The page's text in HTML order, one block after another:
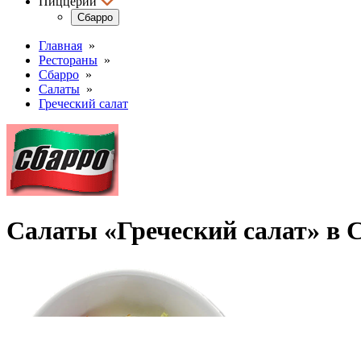
Сбарро
Главная »
Рестораны »
Сбарро »
Салаты »
Греческий салат
Салаты «Греческий салат» в